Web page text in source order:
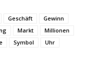
Geschäft
Gewinn
Markt
Millionen
Symbol
Uhr